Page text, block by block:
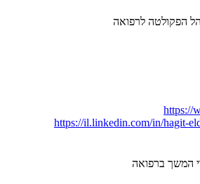
הפקולטה לרפואה
https://
https://il.linkedin.com/in/hagit-
המשך ברפואה